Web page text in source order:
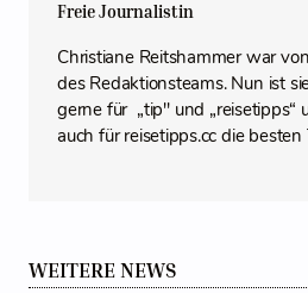
Freie Journalistin
Christiane Reitshammer war
des Redaktionsteams. Nun ist
gerne für „tip" und „reisetipps“
auch für reisetipps.cc die besten
WEITERE NEWS